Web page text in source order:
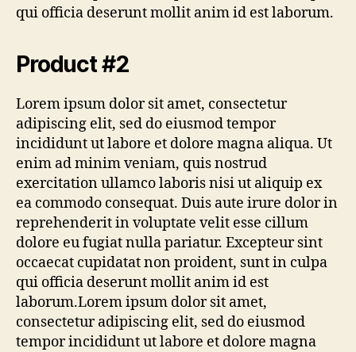
qui officia deserunt mollit anim id est laborum.
Product #2
Lorem ipsum dolor sit amet, consectetur
adipiscing elit, sed do eiusmod tempor
incididunt ut labore et dolore magna aliqua. Ut
enim ad minim veniam, quis nostrud
exercitation ullamco laboris nisi ut aliquip ex
ea commodo consequat. Duis aute irure dolor in
reprehenderit in voluptate velit esse cillum
dolore eu fugiat nulla pariatur. Excepteur sint
occaecat cupidatat non proident, sunt in culpa
qui officia deserunt mollit anim id est
laborum.Lorem ipsum dolor sit amet,
consectetur adipiscing elit, sed do eiusmod
tempor incididunt ut labore et dolore magna